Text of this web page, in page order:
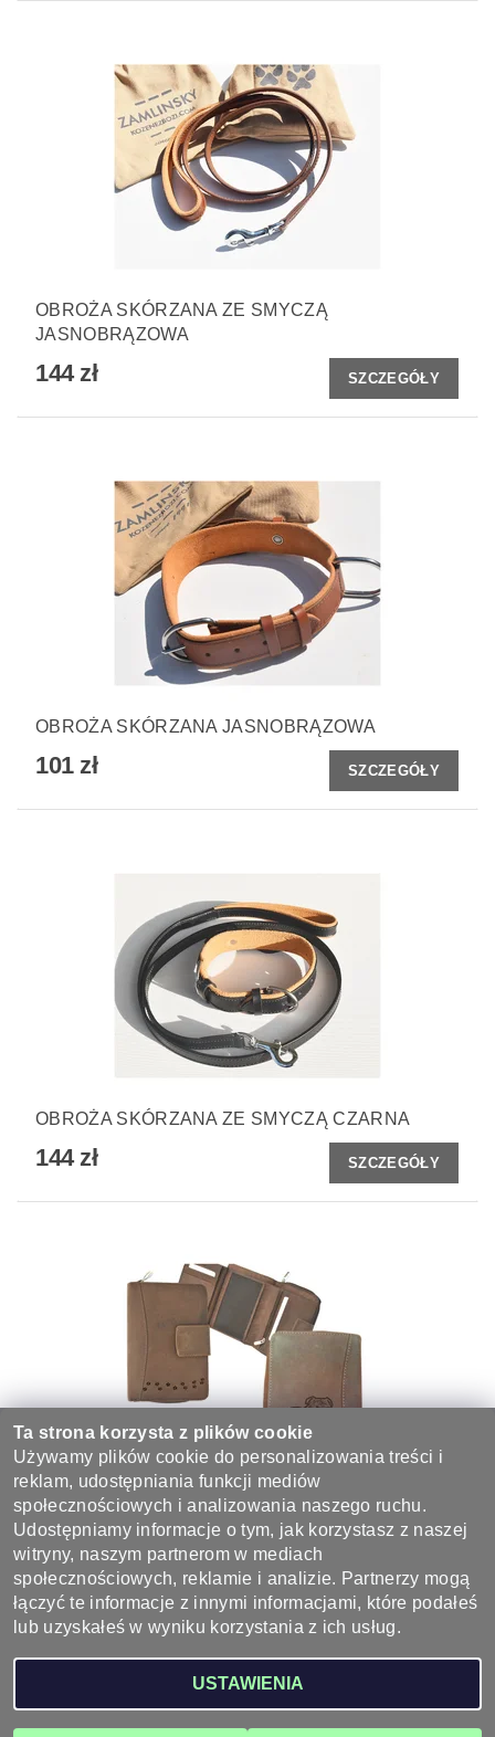
OBROŻA SKÓRZANA ZE SMYCZĄ
JASNOBRĄZOWA
144 zł SZCZEGÓŁY
OBROŻA SKÓRZANA JASNOBRĄZOWA
101 zł SZCZEGÓŁY
OBROŻA SKÓRZANA ZE SMYCZĄ CZARNA
144 zł SZCZEGÓŁY
DAMSKI PORTFEL 542 "BULDOG ANGIELSKI"
142 zł
Wyroby ze skóry - sklep skórzany, galanteria skórzana
zastrzeżone
Ta strona korzysta z plików cookie
Używamy plików cookie do personalizowania treści i
reklam, udostępniania funkcji mediów
społecznościowych i analizowania naszego ruchu.
Udostępniamy informacje o tym, jak korzystasz z naszej
witryny, naszym partnerom w mediach
społecznościowych, reklamie i analizie. Partnerzy mogą
łączyć te informacje z innymi informacjami, które podałeś
lub uzyskałeś w wyniku korzystania z ich usług.
USTAWIENIA